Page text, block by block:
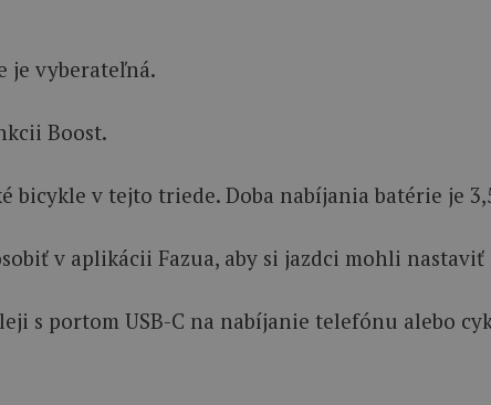
je vyberateľná.
Boost.
bicykle v tejto triede. Doba nabíjania batérie je
v aplikácii Fazua, aby si jazdci mohli
s portom USB-C na nabíjanie telefónu alebo